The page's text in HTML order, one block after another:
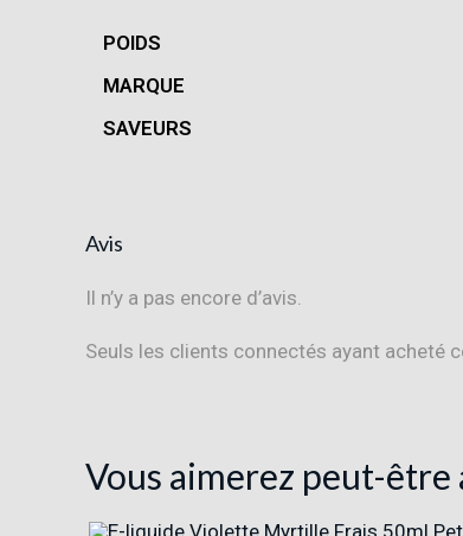
POIDS
MARQUE
SAVEURS
Avis
Il n’y a pas encore d’avis.
Seuls les clients connectés ayant acheté
Vous aimerez peut-être